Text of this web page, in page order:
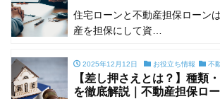
住宅ローンと不動産担保ローン
産を担保にして資…
2025年12月12日 お役立ち情報 不
【差し押さえとは？】種類
を徹底解説｜不動産担保ロ